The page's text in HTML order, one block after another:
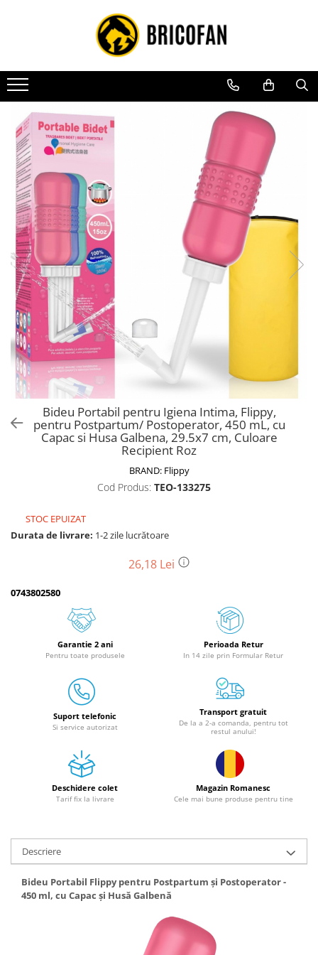
Toate Produsele
Vehicule electrice
Atv
Cu permis
Fără permis
Masini electrice
Motocross
Piese de schimb vehicule electrice
Scutere electrice
Scutere pe benzina
Tricicluri cargo fara permis
Tricicluri persoane
Trotinete electrice
Biciclete, trotinete, triciclete
Biciclete electrice
Triciclete
Gradina
Motoburghie si accesorii
Accesorii motoburghie
Drujbe, fierastraie electrice
Drujbe cu acumulator
Consumabile drujbe, fierastraie
Unelte electrice busteni
Mori cereale si batoze porumb
Batoze - mori desfacat porumb
Granulatoare
Mori pentru fructe si legume
Mori pentru furaje
Mori pentru furaje si resturi
Motoare granulatoare
Piese si accesorii mori
Tocatoare furaje si crengi
Tocatoare crengi
Motocoase, Trimmere si Masini de
tuns gazon
Motocositori cu motoare 2T
Masini de tuns gazon pe benzina
Bideu Portabil pentru Igiena Intima, Flippy,
pentru Postpartum/ Postoperator, 450 mL, cu
Capac si Husa Galbena, 29.5x7 cm, Culoare
Recipient Roz
BRAND: Flippy
Cod Produs: TEO-133275
STOC EPUIZAT
Durata de livrare: 1-2 zile lucrătoare
26,18 Lei
0743802580
Garantie 2 ani
Pentru toate produsele
Perioada Retur
In 14 zile prin Formular Retur
Suport telefonic
Si service autorizat
Transport gratuit
De la a 2-a comanda, pentru tot
restul anului!
Deschidere colet
Tarif fix la livrare
Magazin Romanesc
Cele mai bune produse pentru tine
Descriere
Bideu Portabil Flippy pentru Postpartum și Postoperator -
450 ml, cu Capac și Husă Galbenă